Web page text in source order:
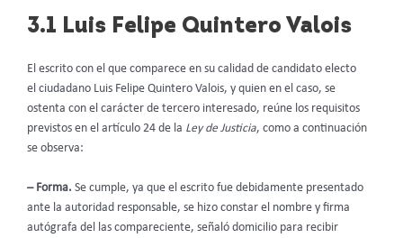
3.1 Luis Felipe Quintero Valois
El escrito con el que comparece en su calidad de candidato electo
el ciudadano Luis Felipe Quintero Valois, y quien en el caso, se
ostenta con el carácter de tercero interesado, reúne los requisitos
previstos en el artículo 24 de la Ley de Justicia, como a continuación
se observa:
– Forma. Se cumple, ya que el escrito fue debidamente presentado
ante la autoridad responsable, se hizo constar el nombre y firma
autógrafa del las compareciente, señaló domicilio para recibir